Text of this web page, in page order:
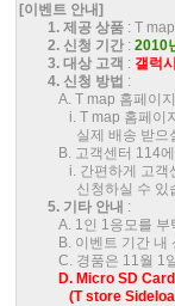
[이벤트 안내]
1. 제공 상품 : T
2. 신청 기간 : 2010
3. 대상 고객 : 갤럭
4. 신청 방법 :
A. T map 홈페이
i. T map 홈페이지
실제 배송 받으실
B. 고객센터 114
i. 간편하게 고객
신청하실 수 있
5. 기타 안내 :
A. 1인 1응모를 부
B. 이벤트 기간 내
C. 경품은 11월 1
D. Micro SD Card
(T store